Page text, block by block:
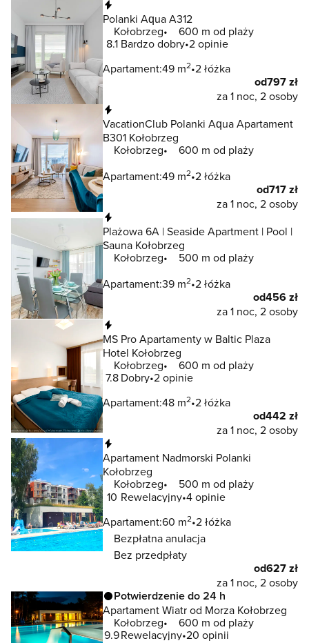
Polanki Aqua A312
Kołobrzeg
600 m od plaży
8.1 Bardzo dobry 2 opinie
Apartament:49 m2 2 łóżka
od797 zł
za 1 noc, 2 osoby
VacationClub Polanki Aqua Apartament
B301 Kołobrzeg
Kołobrzeg
600 m od plaży
Apartament:49 m2 2 łóżka
od717 zł
za 1 noc, 2 osoby
Plażowa 6A | Seaside Apartment | Pool |
Sauna Kołobrzeg
Kołobrzeg
500 m od plaży
Apartament:39 m2 2 łóżka
od456 zł
za 1 noc, 2 osoby
MS Pro Apartamenty w Baltic Plaza
Hotel Kołobrzeg
Kołobrzeg
600 m od plaży
7.8 Dobry 2 opinie
Apartament:48 m2 2 łóżka
od442 zł
za 1 noc, 2 osoby
Apartament Nadmorski Polanki
Kołobrzeg
Kołobrzeg
500 m od plaży
10 Rewelacyjny 4 opinie
Apartament:60 m2 2 łóżka
Bezpłatna anulacja
Bez przedpłaty
od627 zł
za 1 noc, 2 osoby
Potwierdzenie do 24 h
Apartament Wiatr od Morza Kołobrzeg
Kołobrzeg
600 m od plaży
9.9Rewelacyjny 20 opinii